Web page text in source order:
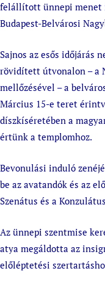
felállított ünnepi menet
Budapest-Belvárosi
Sajnos az esős időjárás
rövidített útvonalon – a
mellőzésével – a
Március 15-e teret
díszkíséretében a
értünk a templomhoz.
Bevonulási induló
be az avatandók és az
Szenátus és a
Az ünnepi szentmise
atya megáldotta az
előléptetési